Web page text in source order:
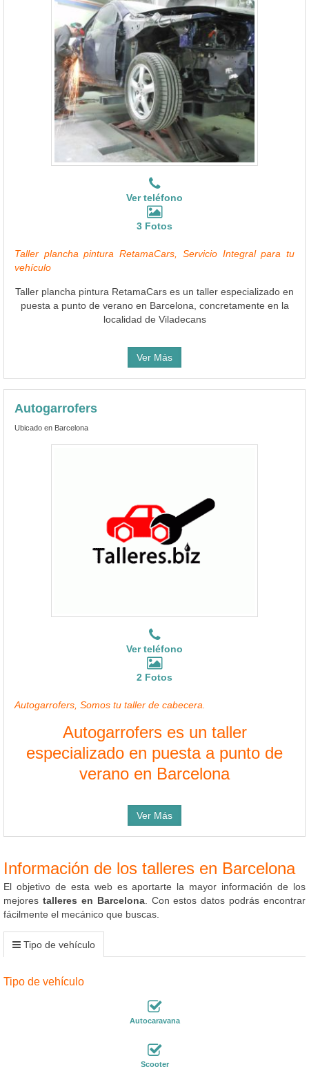
Ver teléfono
3 Fotos
Taller plancha pintura RetamaCars, Servicio Integral para tu
vehículo
Taller plancha pintura RetamaCars es un taller especializado en
puesta a punto de verano en Barcelona, concretamente en la
localidad de Viladecans
Ver Más
Autogarrofers
Ubicado en Barcelona
Ver teléfono
2 Fotos
Autogarrofers, Somos tu taller de cabecera.
Autogarrofers es un taller
especializado en puesta a punto de
verano en Barcelona
Ver Más
Información de los talleres en Barcelona
El objetivo de esta web es aportarte la mayor información de los
mejores talleres en Barcelona. Con estos datos podrás encontrar
fácilmente el mecánico que buscas.
Tipo de vehículo
Tipo de vehículo
Autocaravana
Scooter